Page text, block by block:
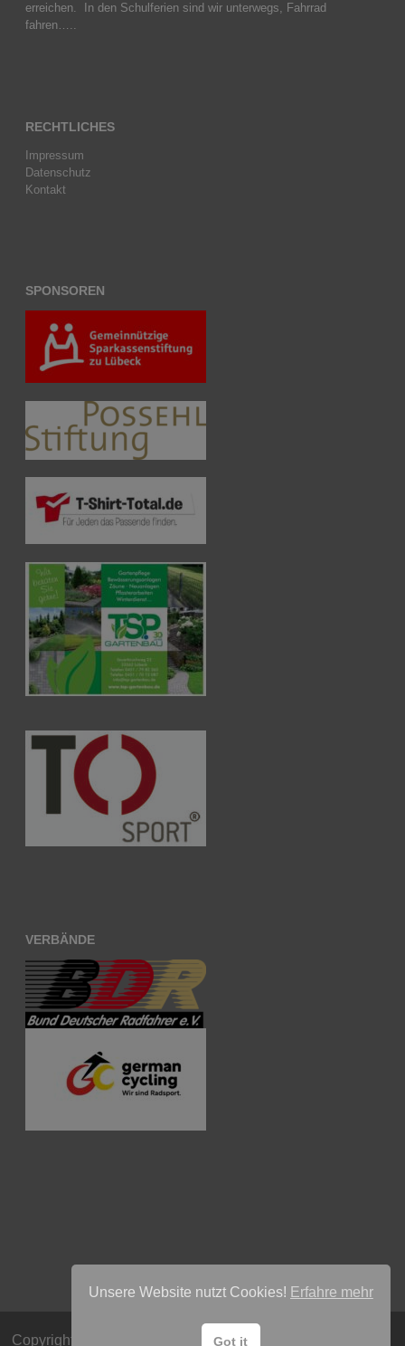
erreichen. In den Schulferien sind wir unterwegs, Fahrrad
fahren…..
RECHTLICHES
Impressum
Datenschutz
Kontakt
SPONSOREN
VERBÄNDE
Copyright © 2026 Radsport Team Lübeck e.V
Unsere Website nutzt Cookies! Erfahre mehr
Got it